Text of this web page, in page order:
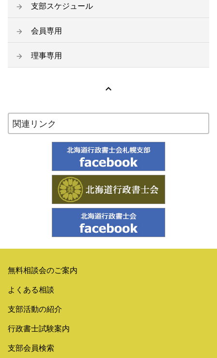
支部スケジュール
会員専用
理事専用

関連リンク
無料相談会のご案内
よくある相談
支部活動の紹介
行政書士試験案内
支部会員検索